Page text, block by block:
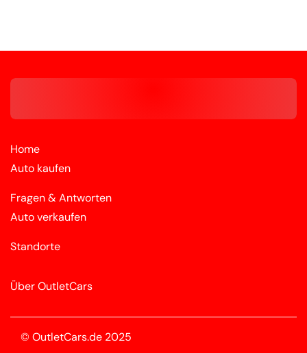
Home
Auto kaufen
Fragen & Antworten
Auto verkaufen
Standorte
Über OutletCars
© OutletCars.de 2025